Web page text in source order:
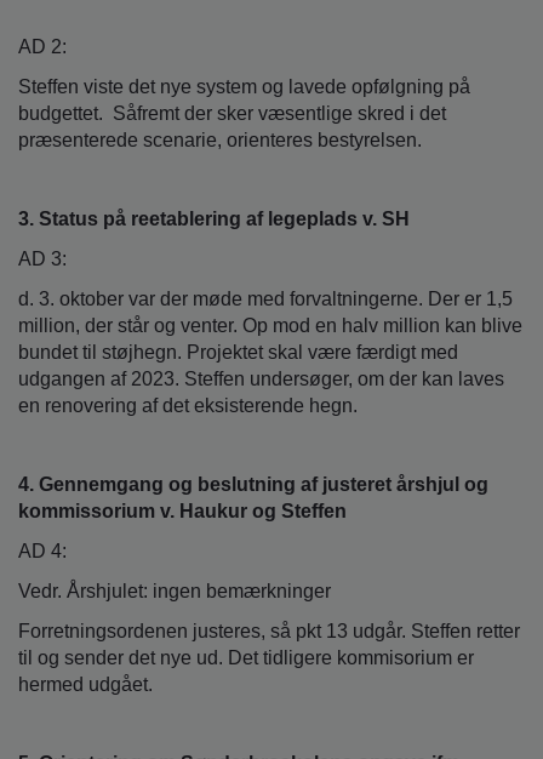
AD 2:
Steffen viste det nye system og lavede opfølgning på
budgettet. Såfremt der sker væsentlige skred i det
præsenterede scenarie, orienteres bestyrelsen.
3. Status på reetablering af legeplads v. SH
AD 3:
d. 3. oktober var der møde med forvaltningerne. Der er 1,5
million, der står og venter. Op mod en halv million kan blive
bundet til støjhegn. Projektet skal være færdigt med
udgangen af 2023. Steffen undersøger, om der kan laves
en renovering af det eksisterende hegn.
4. Gennemgang og beslutning af justeret årshjul og
kommissorium v. Haukur og Steffen
AD 4:
Vedr. Årshjulet: ingen bemærkninger
Forretningsordenen justeres, så pkt 13 udgår. Steffen retter
til og sender det nye ud. Det tidligere kommisorium er
hermed udgået.